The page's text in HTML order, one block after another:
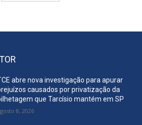
abre nova investigação para apurar
causados por privatização da
que Tarcísio mantém em SP
8, 2026